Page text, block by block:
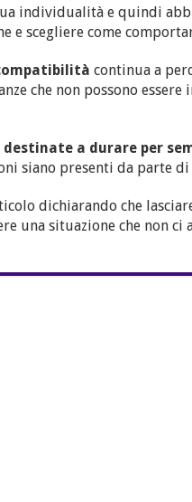
individualità e quindi
e scegliere come
continua a
che non possono essere
a durare per
siano presenti da parte
dichiarando che
una situazione che non ci